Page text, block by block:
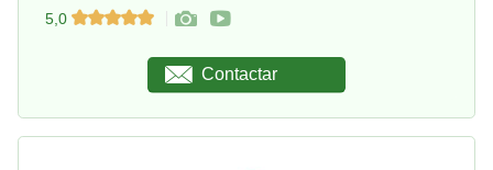
5,0
Contactar